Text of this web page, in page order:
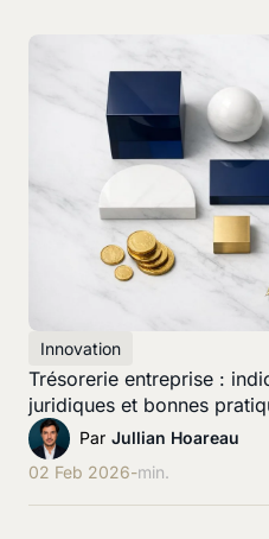
Innovation
Trésorerie entreprise :
juridiques et bonnes
Par Jullian Hoareau
02 Feb 2026-min.